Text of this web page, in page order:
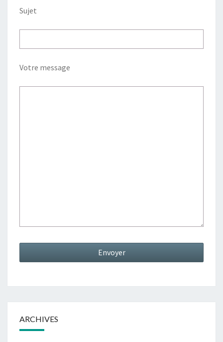
Sujet
Votre message
ARCHIVES